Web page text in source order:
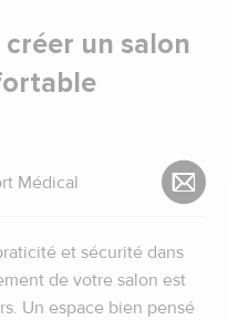
un salon
Médical
et sécurité dans
de votre salon est
Un espace bien pensé